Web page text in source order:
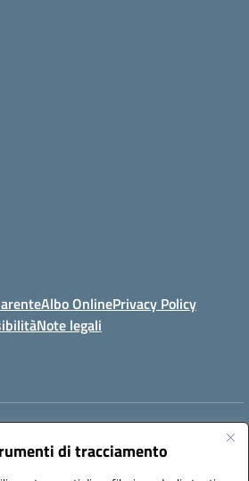
di tracciamento
Albo OnlinePrivacy Policy
Note legali
60 Email:rcic841003@istruzione.it